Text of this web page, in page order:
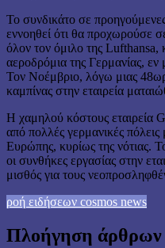
Το συνδικάτο σε
εννοηθεί ότι θα προχωρούσε
όλον τον όμιλο της Lufthansa,
αεροδρόμια της Γερμανίας, εν
Τον Νοέμβριο, λόγω μιας
καμπίνας στην εταιρεία
Η χαμηλού κόστους εταιρεία
από πολλές γερμανικές
Ευρώπης, κυρίως της νότιας.
οι συνθήκες εργασίας στην
μισθός για τους
ροή ειδήσεων cosmos news
Πλοήγηση άρθρων